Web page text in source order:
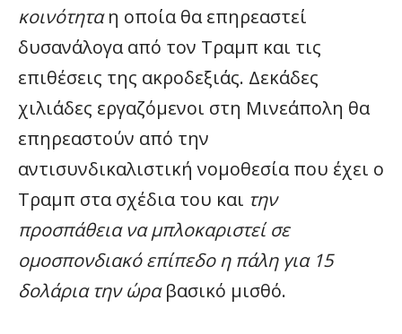
κοινότηταη οποία θα επηρεαστεί
δυσανάλογα από τον Τραμπ και τις
επιθέσεις της ακροδεξιάς. Δεκάδες
χιλιάδες εργαζόμενοι στη Μινεάπολη θα
επηρεαστούν από την
αντισυνδικαλιστική νομοθεσία που έχει ο
Τραμπ στα σχέδια του και την
προσπάθεια να μπλοκαριστεί σε
ομοσπονδιακό επίπεδο η πάλη για 15
δολάρια την ώραβασικό μισθό.